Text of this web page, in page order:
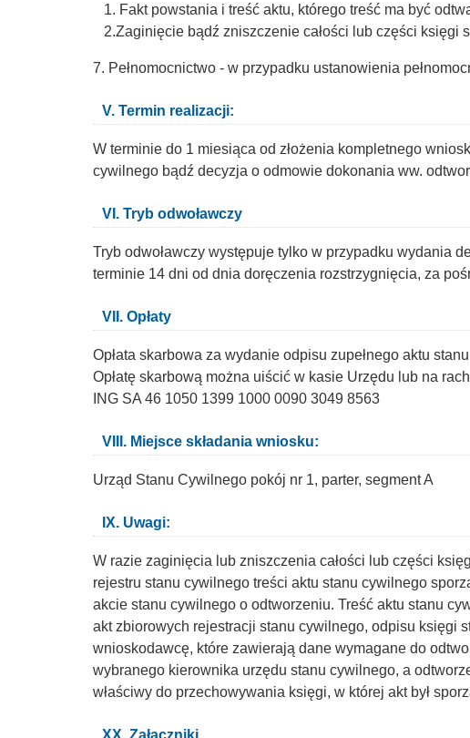
1. Fakt powstania i treść aktu, którego treść ma być
2.Zaginięcie bądź zniszczenie całości lub części księgi
7. Pełnomocnictwo - w przypadku ustanowienia
V. Termin realizacji:
W terminie do 1 miesiąca od złożenia kompletnego
cywilnego bądź decyzja o odmowie dokonania ww.
VI. Tryb odwoławczy
Tryb odwoławczy występuje tylko w przypadku wydania
terminie 14 dni od dnia doręczenia rozstrzygnięcia, za
VII. Opłaty
Opłata skarbowa za wydanie odpisu zupełnego aktu
Opłatę skarbową można uiścić w kasie Urzędu lub na
ING SA 46 1050 1399 1000 0090 3049 8563
VIII. Miejsce składania wniosku:
Urząd Stanu Cywilnego pokój nr 1, parter, segment A
IX. Uwagi:
W razie zaginięcia lub zniszczenia całości lub części
rejestru stanu cywilnego treści aktu stanu cywilnego
akcie stanu cywilnego o odtworzeniu. Treść aktu stanu
akt zbiorowych rejestracji stanu cywilnego, odpisu księgi
wnioskodawcę, które zawierają dane wymagane do
wybranego kierownika urzędu stanu cywilnego, a
właściwy do przechowywania księgi, w której akt był
XX. Załączniki